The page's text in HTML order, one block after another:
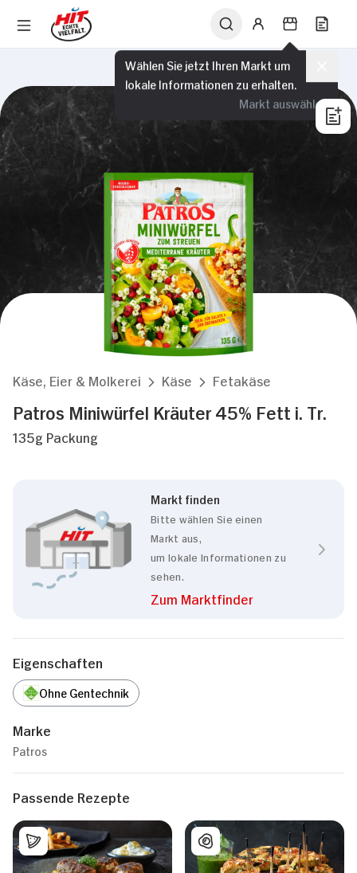
Wählen Sie jetzt Ihren Markt um
lokale Informationen zu erhalten.
Markt auswählen
Käse, Eier & Molkerei Käse Fetakäse
Patros Miniwürfel Kräuter 45% Fett i. Tr.
135g Packung
Markt finden
Bitte wählen Sie einen
Markt aus,
um lokale Informationen zu
sehen.
Zum Marktfinder
Eigenschaften
Ohne Gentechnik
Marke
Patros
Passende Rezepte